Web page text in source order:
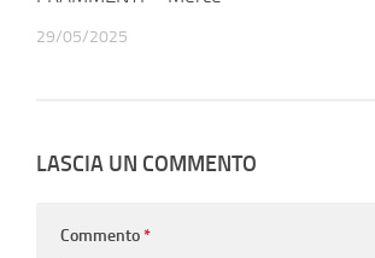
29/05/2025
LASCIA UN COMMENTO
Commento*